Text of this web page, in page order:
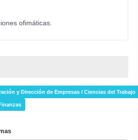
ofimáticas.
y Dirección de Empresas / Ciencias del Trabajo